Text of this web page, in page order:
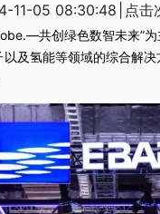
11-05 08:30:48 点击
共创绿色数智未来”
及氢能等领域的综合解